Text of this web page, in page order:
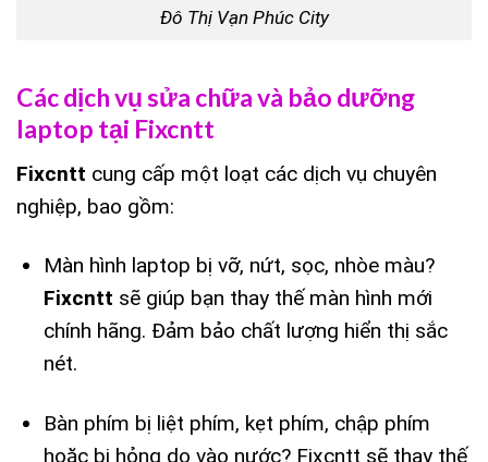
Đô Thị Vạn Phúc City
Các dịch vụ sửa chữa và bảo dưỡng
laptop tại Fixcntt
Fixcntt cung cấp một loạt các dịch vụ chuyên
nghiệp, bao gồm:
Màn hình laptop bị vỡ, nứt, sọc, nhòe màu?
Fixcntt sẽ giúp bạn thay thế màn hình mới
chính hãng. Đảm bảo chất lượng hiển thị sắc
nét.
Bàn phím bị liệt phím, kẹt phím, chập phím
hoặc bị hỏng do vào nước? Fixcntt sẽ thay thế